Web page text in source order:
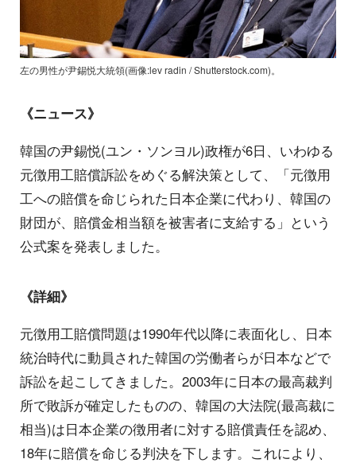
左の男性が尹錫悦大統領(画像:lev radin / Shutterstock.com)。
《ニュース》
韓国の尹錫悦(ユン・ソンヨル)政権が6日、いわゆる
元徴用工賠償訴訟をめぐる解決策として、「元徴用
工への賠償を命じられた日本企業に代わり、韓国の
財団が、賠償金相当額を被害者に支給する」という
公式案を発表しました。
《詳細》
元徴用工賠償問題は1990年代以降に表面化し、日本
統治時代に動員された韓国の労働者らが日本などで
訴訟を起こしてきました。2003年に日本の最高裁判
所で敗訴が確定したものの、韓国の大法院(最高裁に
相当)は日本企業の徴用者に対する賠償責任を認め、
18年に賠償を命じる判決を下します。これにより、